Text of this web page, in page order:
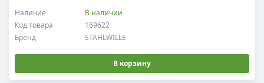
Код товара 169622
Наличие В наличии
Бренд STAHLWILLE
В корзину